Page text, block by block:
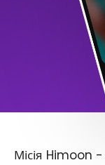
Місія Himoon